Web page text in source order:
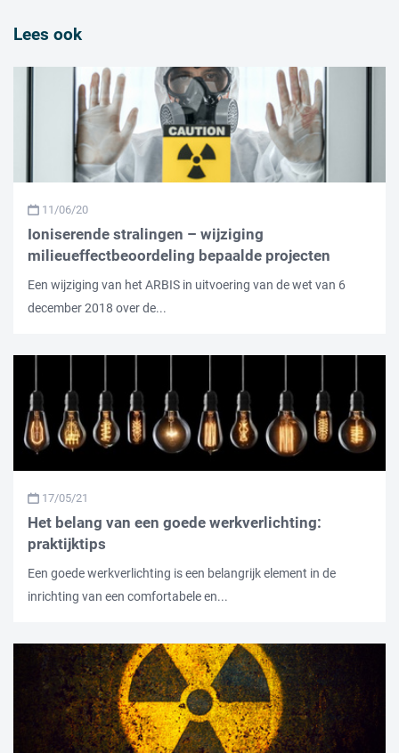
Lees ook
11/06/20
Ioniserende stralingen – wijziging
milieueffectbeoordeling bepaalde projecten
Een wijziging van het ARBIS in uitvoering van de wet van 6
december 2018 over de...
17/05/21
Het belang van een goede werkverlichting:
praktijktips
Een goede werkverlichting is een belangrijk element in de
inrichting van een comfortabele en...